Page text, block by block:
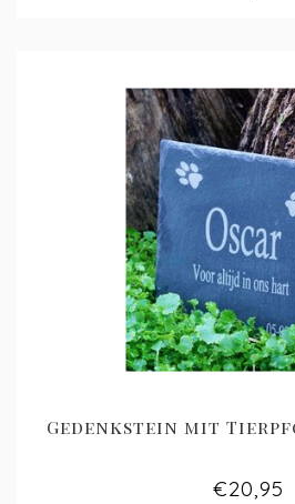
Gedenkstein mit
€20,95